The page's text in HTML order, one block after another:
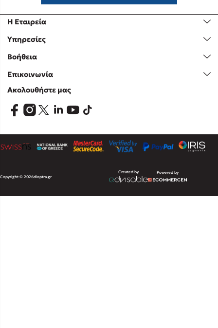
Η Εταιρεία
Υπηρεσίες
Βοήθεια
Επικοινωνία
Ακολουθήστε μας
Copyright © 2026dioptra.gr
Created by Powered by